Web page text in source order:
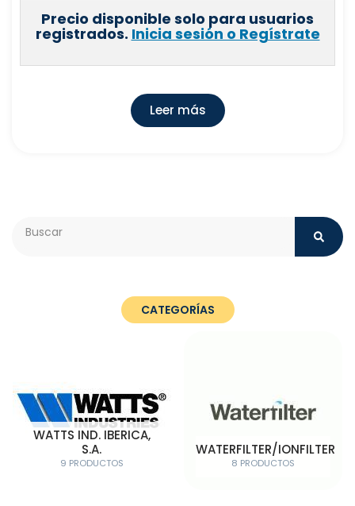
Precio disponible solo para usuarios
registrados. Inicia sesión o Regístrate
Leer más
CATEGORÍAS
WATTS IND. IBERICA,
S.A.
9 PRODUCTOS
WATERFILTER/IONFILTER
8 PRODUCTOS